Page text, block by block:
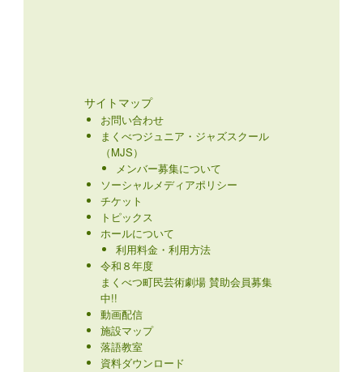
サイトマップ
お問い合わせ
まくべつジュニア・ジャズスクール
（MJS）
メンバー募集について
ソーシャルメディアポリシー
チケット
トピックス
ホールについて
利用料金・利用方法
令和８年度
まくべつ町民芸術劇場 賛助会員募集
中!!
動画配信
施設マップ
落語教室
資料ダウンロード